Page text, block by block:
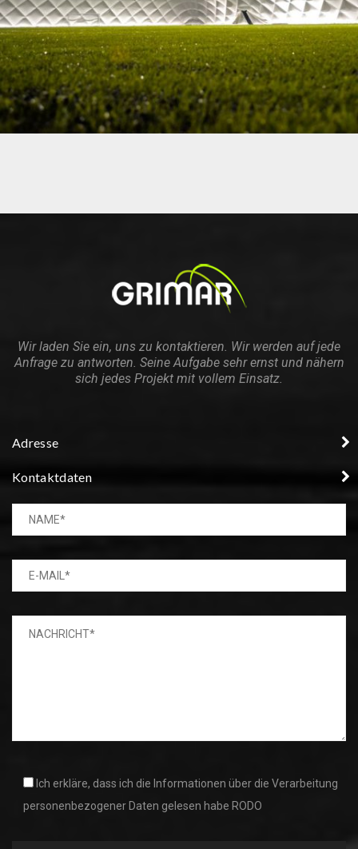
Wir laden Sie ein, uns zu kontaktieren. Wir werden auf jede
Anfrage zu antworten. Seine Aufgabe sehr ernst und nähern
sich jedes Projekt mit vollem Einsatz.
Adresse
Kontaktdaten
Ich erkläre, dass ich die Informationen über die Verarbeitung
personenbezogener Daten gelesen habe RODO